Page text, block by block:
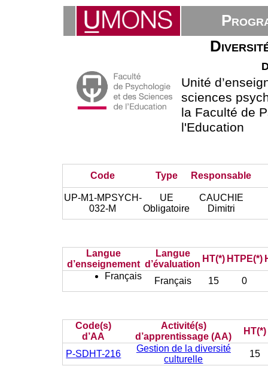
Unité
sciences
la Faculté de
l'Education
Code Type Responsable
UP-M1-MPSYCH-
032-M
UE
Obligatoire
CAUCHIE
Dimitri
Langue
d’enseignement
Langue
d’évaluation
HT(*) HTPE(*)
Français
Français 15 0
Code(s)
d’AA
Activité(s)
d’apprentissage (AA)
HT(*)
P-SDHT-216
Gestion de la diversité
culturelle
15